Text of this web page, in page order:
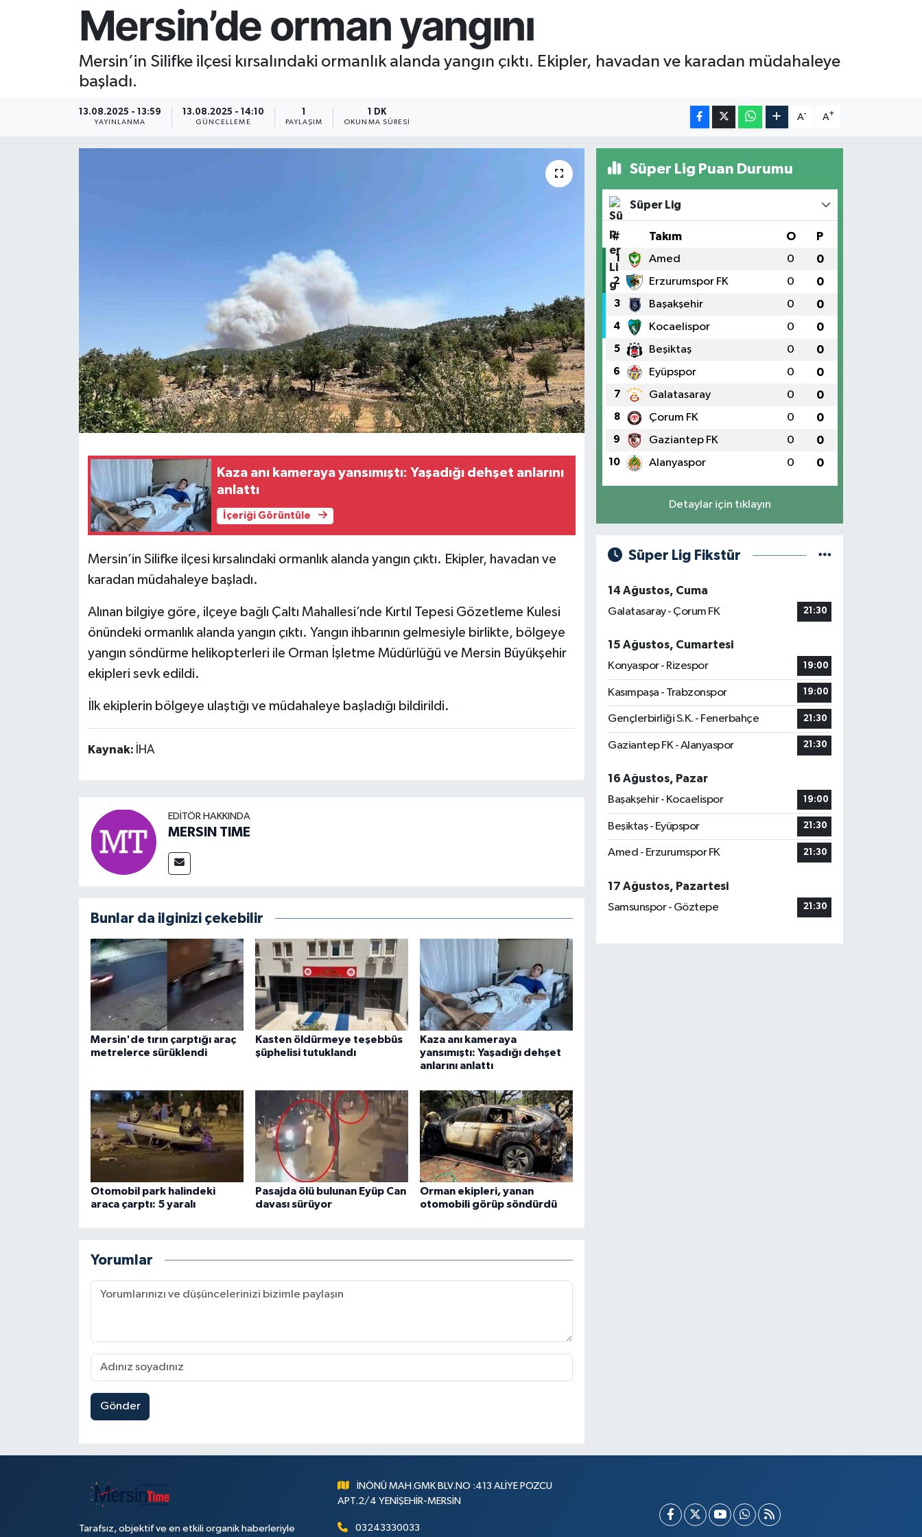
Mersin’de orman yangını
Mersin’in Silifke ilçesi kırsalındaki ormanlık alanda yangın çıktı. Ekipler, havadan ve karadan müdahaleye
başladı.
13.08.2025 - 13:59
YAYINLANMA
13.08.2025 - 14:10
GÜNCELLEME PAYLAŞIM
1 DK
OKUNMA SÜRESI
A- A+
Kaza anı kameraya yansımıştı: Yaşadığı dehşet anlarını
anlattı
İçeriği Görüntüle
Mersin’in Silifke ilçesi kırsalındaki ormanlık alanda yangın çıktı. Ekipler, havadan ve
karadan müdahaleye başladı.
Alınan bilgiye göre, ilçeye bağlı Çaltı Mahallesi’nde Kırtıl Tepesi Gözetleme Kulesi
önündeki ormanlık alanda yangın çıktı. Yangın ihbarının gelmesiyle birlikte, bölgeye
yangın söndürme helikopterleri ile Orman İşletme Müdürlüğü ve Mersin Büyükşehir
ekipleri sevk edildi.
İlk ekiplerin bölgeye ulaştığı ve müdahaleye başladığı bildirildi.
Kaynak: İHA
EDITÖR HAKKINDA
MERSIN TIME
Bunlar da ilginizi çekebilir
Mersin'de tırın çarptığı araç
metrelerce sürüklendi
Kasten öldürmeye teşebbüs
şüphelisi tutuklandı
Kaza anı kameraya
yansımıştı: Yaşadığı dehşet
anlarını anlattı
Otomobil park halindeki
araca çarptı: 5 yaralı
Pasajda ölü bulunan Eyüp Can
davası sürüyor
Orman ekipleri, yanan
otomobili görüp söndürdü
Yorumlar
Gönder
Süper Lig Puan Durumu
Süper Lig
# Takım O P
1 Amed 0 0
2 Erzurumspor FK 0 0
3 Başakşehir 0 0
4 Kocaelispor 0 0
5 Beşiktaş 0 0
6 Eyüpspor 0 0
7 Galatasaray 0 0
8 Çorum FK 0 0
9 Gaziantep FK 0 0
10 Alanyaspor 0 0
Detaylar için tıklayın
Süper Lig Fikstür
14 Ağustos, Cuma
Galatasaray - Çorum FK
21:30
15 Ağustos, Cumartesi
Konyaspor - Rizespor
19:00
Kasımpaşa - Trabzonspor 19:00
Gençlerbirliği S.K. - Fenerbahçe 21:30
Gaziantep FK - Alanyaspor 21:30
16 Ağustos, Pazar
Başakşehir - Kocaelispor
19:00
Beşiktaş - Eyüpspor 21:30
Amed - Erzurumspor FK 21:30
17 Ağustos, Pazartesi
Samsunspor - Göztepe
21:30
Tarafsız, objektif ve en etkili organik haberleriyle
İNÖNÜ MAH.GMK BLV.NO :413 ALİYE POZCU
APT.2/4 YENİŞEHİR-MERSİN
03243330033
Resmi İlan